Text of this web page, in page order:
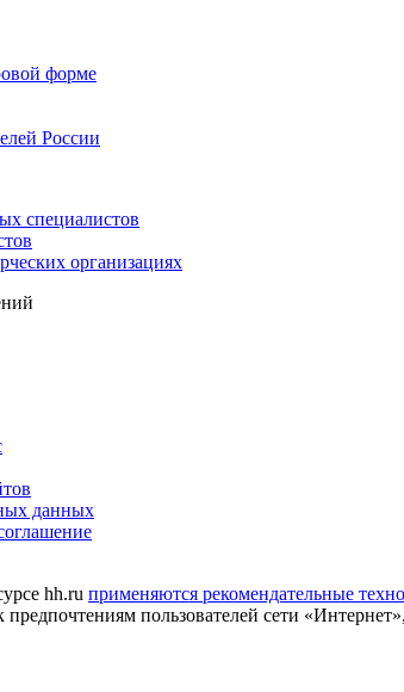
форме
России
специалистов
организациях
данных
hh.ru применяются рекомендательные
предпочтениям пользователей сети